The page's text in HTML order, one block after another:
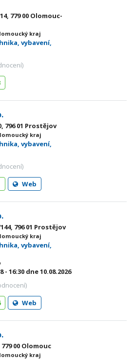
779 00 Olomouc-
kraj
vybavení,
796 01 Prostějov
kraj
vybavení,
Web
796 01 Prostějov
kraj
vybavení,
8 - 16:30 dne 10.08.2026
Web
00 Olomouc
kraj